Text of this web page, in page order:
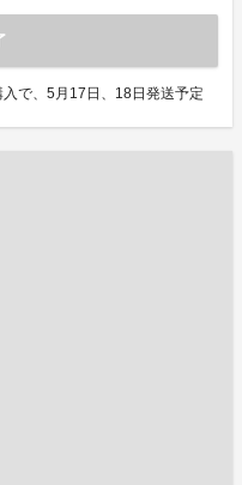
で、5月17日、18日発送予定